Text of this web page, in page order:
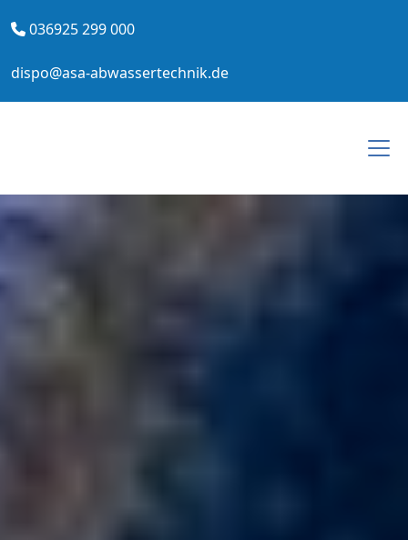
036925 299 000
dispo@asa-abwassertechnik.de